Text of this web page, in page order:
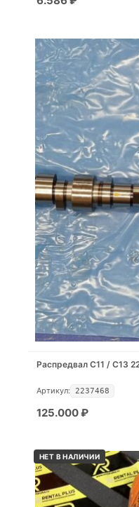
Распредвал С11 / С13
Артикул: 2237468
125.000₽
НЕТ В НАЛИЧИИ